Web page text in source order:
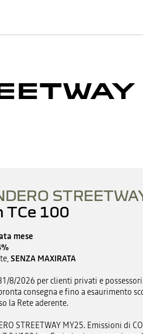
TCe 100
mese
SENZA MAXIRATA
8/2026 per clienti privati e
consegna e fino a esaurimento
la Rete aderente.
STREETWAY MY25. Emissioni di